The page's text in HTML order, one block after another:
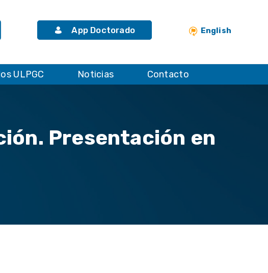
App Doctorado English
ULPGC Noticias Contacto
Presentación en